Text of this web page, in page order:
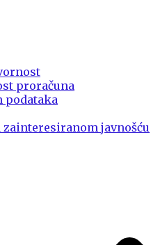
proračuna
podataka
zainteresiranom javnošću